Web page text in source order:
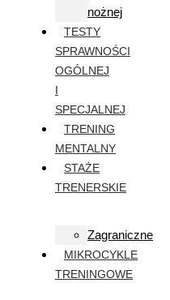
nożnej
TESTY
SPRAWNOŚCI
OGÓLNEJ
I
SPECJALNEJ
TRENING
MENTALNY
STAŻE
TRENERSKIE
Zagraniczne
MIKROCYKLE
TRENINGOWE